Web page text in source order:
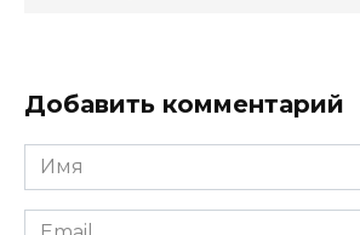
Добавить комментарий
Имя
Email